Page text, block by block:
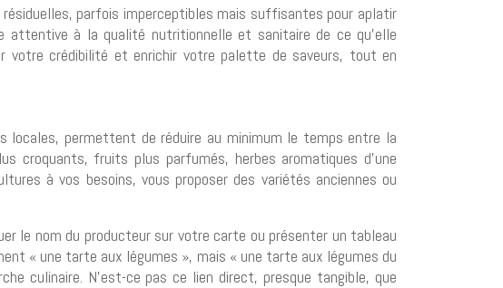
parfois imperceptibles mais suffisantes pour aplatir
attentive à la qualité nutritionnelle et sanitaire de ce qu’elle
votre crédibilité et enrichir votre palette de saveurs, tout en
locales, permettent de réduire au minimum le temps entre la
croquants, fruits plus parfumés, herbes aromatiques d’une
à vos besoins, vous proposer des variétés anciennes ou
le nom du producteur sur votre carte ou présenter un tableau
« une tarte aux légumes », mais « une tarte aux légumes du
culinaire. N’est-ce pas ce lien direct, presque tangible, que